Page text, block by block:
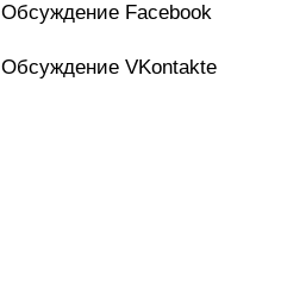
Обсуждение Facebook
Обсуждение VKontakte